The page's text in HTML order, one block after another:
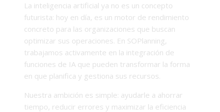
La inteligencia artificial ya no es un concepto
futurista: hoy en día, es un motor de rendimiento
concreto para las organizaciones que buscan
optimizar sus operaciones. En SOPlanning,
trabajamos activamente en la integración de
funciones de IA que pueden transformar la forma
en que planifica y gestiona sus recursos.
Nuestra ambición es simple: ayudarle a ahorrar
tiempo, reducir errores y maximizar la eficiencia